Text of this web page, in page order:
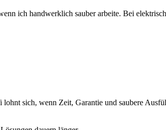
ich handwerklich sauber arbeite. Bei
sich, wenn Zeit, Garantie und saubere